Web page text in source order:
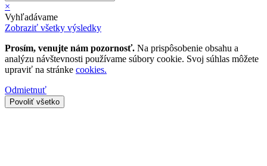
×
Vyhľadávame
Zobraziť všetky výsledky
Prosím, venujte nám pozornosť. Na prispôsobenie obsahu a
analýzu návštevnosti používame súbory cookie. Svoj súhlas môžete
upraviť na stránke cookies.
Odmietnuť
Povoliť všetko